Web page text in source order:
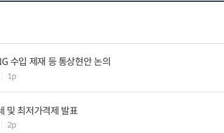
수입 제재 등 통상현안 논의
1p
및 최저가격제 발표
2p